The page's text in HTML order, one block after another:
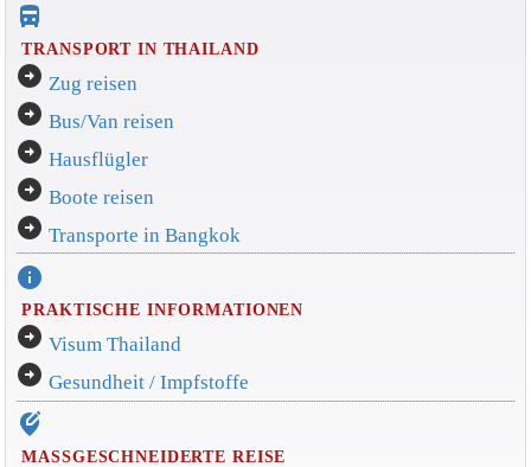
directions_bus_filled
TRANSPORT IN THAILAND
arrow_circle_right Zug reisen
arrow_circle_right Bus/Van reisen
arrow_circle_right Hausflügler
arrow_circle_right Boote reisen
arrow_circle_right Transporte in Bangkok
info
PRAKTISCHE INFORMATIONEN
arrow_circle_right Visum Thailand
arrow_circle_right Gesundheit / Impfstoffe
edit_location_alt
MASSGESCHNEIDERTE REISE